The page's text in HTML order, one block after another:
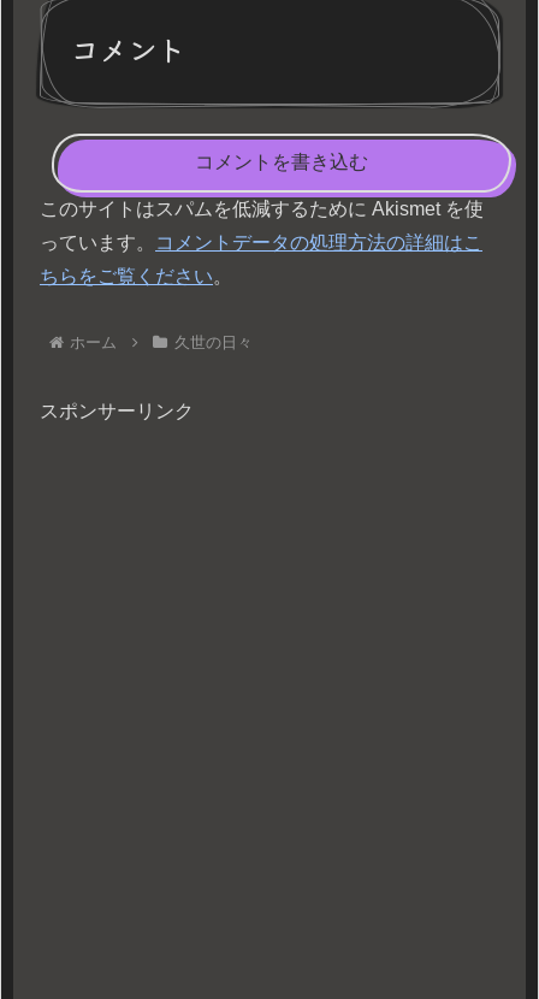
コメント
コメントを書き込む
このサイトはスパムを低減するために Akismet を使
っています。
コメントデータの処理方法の詳細はこ
ちらをご覧ください。
ホーム 久世の日々
スポンサーリンク